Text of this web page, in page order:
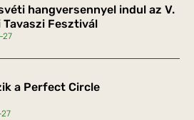
hangversennyel indul az V.
Tavaszi Fesztivál
27
a Perfect Circle